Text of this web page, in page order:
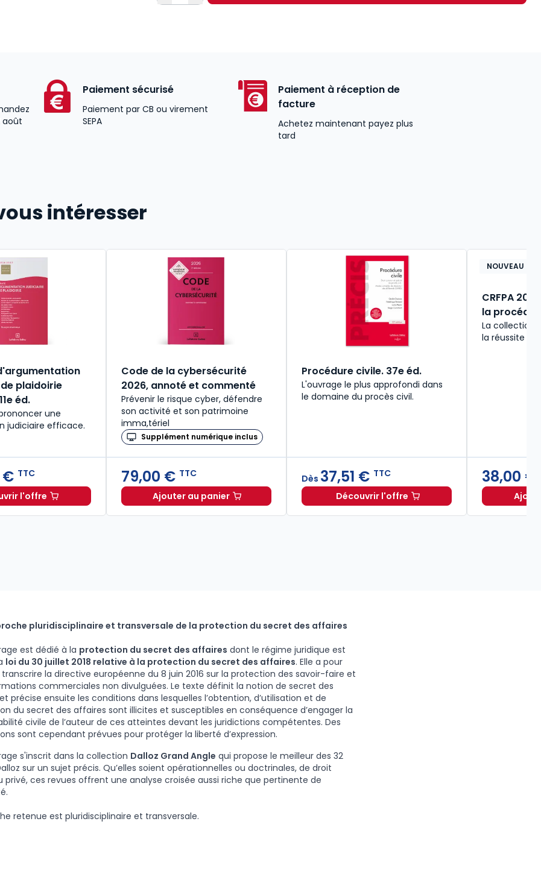
août
Paiement sécurisé
Paiement par CB ou virement
SEPA
Paiement à réception de
facture
Achetez maintenant payez plus
tard
intéresser
TTC
plaidoirie
éd.
une
judiciaire efficace.
€ TTC
l'offre
Petit traité d'argumentation judiciaire et de plaidoirie 2026/2027. 11e éd. à partir deDès36,00 € TTC
Code de la cybersécurité
2026, annoté et commenté
Prévenir le risque cyber, défendre
son activité et son patrimoine
imma,tériel
Supplément numérique inclus
79,00 € TTC
Ajouter au panierCode de la cybersécurité 2026, annoté et commenté à 79,00 € TTC
Procédure civile. 37e éd.
L'ouvrage le plus approfondi dans
le domaine du procès civil.
Dès 37,51 € TTC
Découvrir l'offre
Procédure civile. 37e éd. à partir de
NOUVEAU
CRFPA
la
La collection
la réussite du
38,00 €
pluridisciplinaire et transversale de la protection du secret des affaires
est dédié à la protection du secret des affaires dont le régime juridique est
loi du 30 juillet 2018 relative à la protection du secret des affaires. Elle a pour
la directive européenne du 8 juin 2016 sur la protection des savoir-faire et
commerciales non divulguées. Le texte définit la notion de secret des
précise ensuite les conditions dans lesquelles l’obtention, d’utilisation et de
du secret des affaires sont illicites et susceptibles en conséquence d’engager la
civile de l’auteur de ces atteintes devant les juridictions compétentes. Des
sont cependant prévues pour protéger la liberté d’expression.
s'inscrit dans la collection Dalloz Grand Angle qui propose le meilleur des 32
sur un sujet précis. Qu’elles soient opérationnelles ou doctrinales, de droit
privé, ces revues offrent une analyse croisée aussi riche que pertinente de
retenue est pluridisciplinaire et transversale.